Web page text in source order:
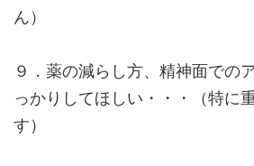
ん）
９．薬の減らし方、精神面での
っかりしてほしい・・・（特に
す）